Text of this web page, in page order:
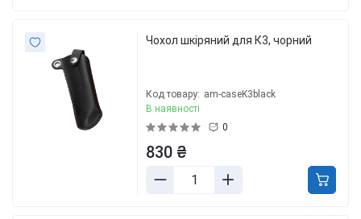
Чохол шкіряний для К3, чорний
Код товару: am-caseK3black
В наявності
0
830 ₴